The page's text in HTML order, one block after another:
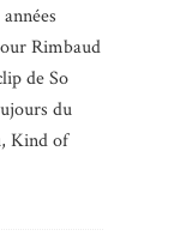
Rimbaud
de So
du
Kind of